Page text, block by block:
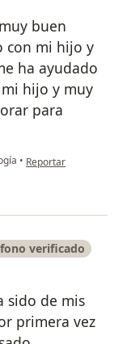
buen
con mi hijo y
ha ayudado
hijo y muy
para
• en opinión del
Reportar
verificado
sido de mis
primera vez